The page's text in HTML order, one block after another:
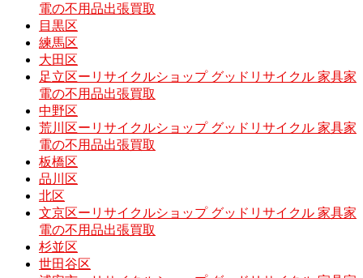
電の不用品出張買取
目黒区
練馬区
大田区
足立区ーリサイクルショップ グッドリサイクル 家具家
電の不用品出張買取
中野区
荒川区ーリサイクルショップ グッドリサイクル 家具家
電の不用品出張買取
板橋区
品川区
北区
文京区ーリサイクルショップ グッドリサイクル 家具家
電の不用品出張買取
杉並区
世田谷区